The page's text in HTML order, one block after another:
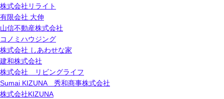
株式会社リライト
有限会社 大伸
山信不動産株式会社
コノミハウジング
株式会社 しあわせな家
建和株式会社
株式会社 リビングライフ
Sumai KIZUNA 秀和商事株式会社
株式会社KIZUNA